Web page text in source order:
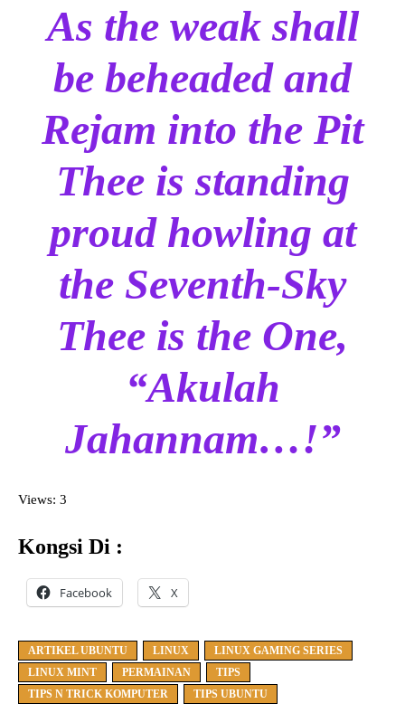
As the weak shall
be beheaded and
Rejam into the Pit
Thee is standing
proud howling at
the Seventh-Sky
Thee is the One,
“Akulah
Jahannam…!”
Views: 3
Kongsi Di :
Facebook X
ARTIKEL UBUNTU LINUX
LINUX GAMING SERIES
LINUX MINT
PERMAINAN
TIPS
TIPS N TRICK KOMPUTER
TIPS UBUNTU